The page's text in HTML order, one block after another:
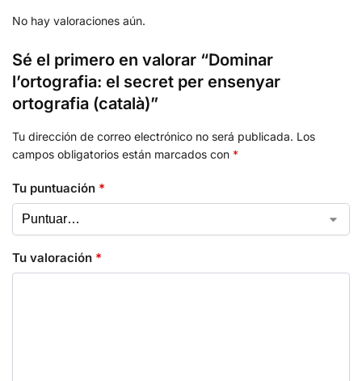
No hay valoraciones aún.
Sé el primero en valorar “Dominar
l’ortografia: el secret per ensenyar
ortografia (català)”
Tu dirección de correo electrónico no será publicada. Los
campos obligatorios están marcados con *
Tu puntuación *
Tu valoración *